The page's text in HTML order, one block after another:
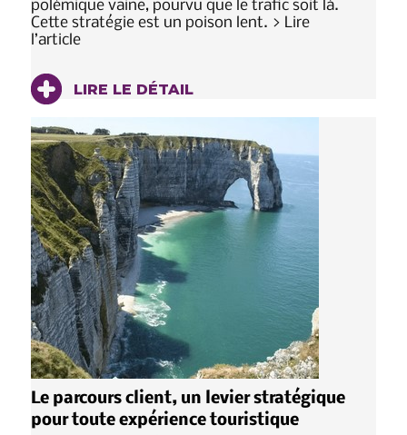
polémique vaine, pourvu que le trafic soit là.
Cette stratégie est un poison lent. > Lire
l’article
LIRE LE DÉTAIL
Le parcours client, un levier stratégique
pour toute expérience touristique